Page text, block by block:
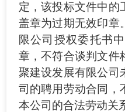
定，该投标文件中的
盖章为过期无效印
限公司授权委托书
章，不符合谈判文
聚建设发展有限公司
司的聘用劳动合同 ，
本公司的合法劳动关